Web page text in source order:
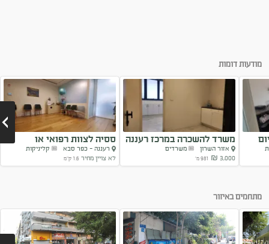
מודעות דומות
משרד להשכרה במרכז רעננה
אזור השרון
משרדים
3,000 ₪
981 מ'
ססיה לצוות רפואי או
פיזיוטרפיסט
רעננה - כפר סבא
קליניקות
לא צויין מחיר 1.6 ק"מ
מתחמים באיזור